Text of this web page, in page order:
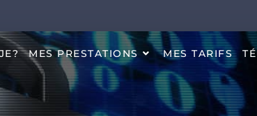
MES PRESTATIONS MES TARIFS